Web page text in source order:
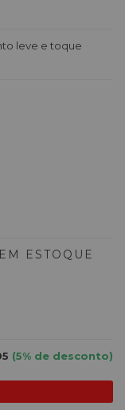
leve e toque
EM ESTOQUE
(5% de desconto)